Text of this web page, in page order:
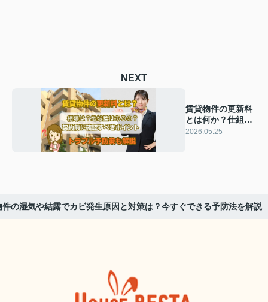
NEXT
賃貸物件の更新料
とは何か？仕組み
と注意点をわかり
2026.05.25
件の湿気や結露でカビ発生原因と対策は？今すぐできる予防法を解説